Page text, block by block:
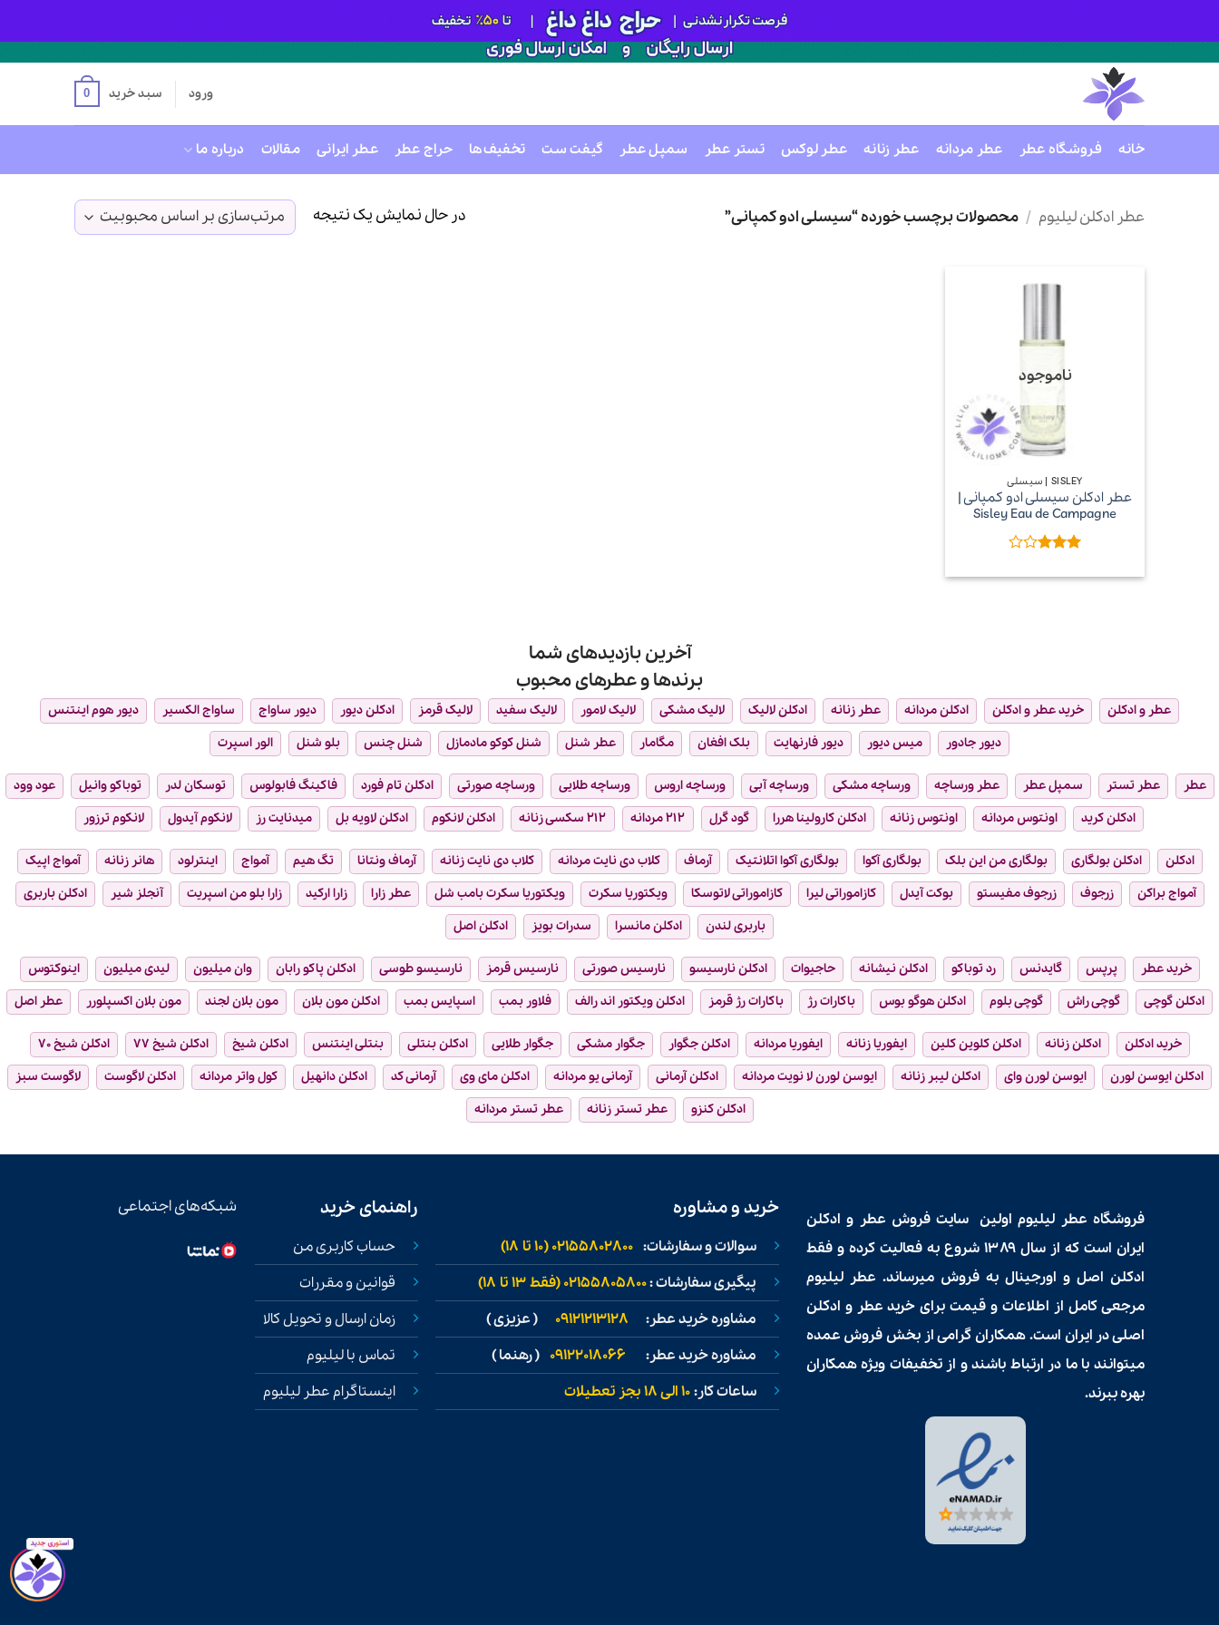
ورود سبد خرید 0
خانه فروشگاه عطر عطر مردانه عطر زنانه عطر لوکس تستر عطر سمپل عطر گیفت ست تخفیف‌ها حراج عطر عطر ایرانی مقالات درباره ما
عطر ادکلن لیلیوم / محصولات برچسب خورده “سیسلی ادو کمپانی” در حال نمایش یک نتیجه
+
ناموجود
SISLEY | سیسلی
عطر ادکلن سیسلی ادو کمپانی |
Sisley Eau de Campagne
3از 5
آخرین بازدیدهای شما
برندها و عطرهای محبوب
عطر و ادکلن خرید عطر و ادکلن ادکلن مردانه عطر زنانه ادکلن لالیک لالیک مشکی لالیک لامور لالیک سفید لالیک قرمز ادکلن دیور دیور ساواج ساواج الکسیر
دیور هوم اینتنس
دیور جادور
میس دیور دیور فارنهایت بلک افغان مگامار عطر شنل شنل کوکو مادمازل شنل چنس بلو شنل الور اسپرت
عطر عطر تستر سمپل عطر عطر ورساچه ورساچه مشکی ورساچه آبی ورساچه اروس ورساچه طلایی ورساچه صورتی ادکلن تام فورد فاکینگ فابولوس توسکان لدر توباکو وانیل
عود وود
ادکلن کرید
اونتوس مردانه اونتوس زنانه ادکلن کارولینا هررا گود گرل ۲۱۲ مردانه ۲۱۲ سکسی زنانه ادکلن لانکوم ادکلن لاویه بل میدنایت رز لانکوم آیدول لانکوم ترزور
ادکلن ادکلن بولگاری بولگاری من این بلک بولگاری آکوا بولگاری آکوا اتلانتیک آرماف کلاب دی نایت مردانه کلاب دی نایت زنانه آرماف ونتانا تگ هیم آمواج اینترلود هانر زنانه
آمواج اپیک
آمواج براکن
زرجوف زرجوف مفیستو بوکت آیدل کازاموراتی لیرا کازاموراتی لاتوسکا ویکتوریا سکرت ویکتوریا سکرت بامب شل عطر زارا زارا ارکید زارا بلو من اسپریت آنجلز شیر
ادکلن باربری
باربری لندن
ادکلن مانسرا سدرات بویز ادکلن اصل
خرید عطر پرپس گایدنس رد توباکو ادکلن نیشانه حاجیوات ادکلن نارسیسو نارسیس صورتی نارسیس قرمز نارسیسو طوسی ادکلن پاکو رابان وان میلیون لیدی میلیون
اینوکتوس
ادکلن گوچی
گوچی راش گوچی بلوم ادکلن هوگو بوس باکارات رژ باکارات رژ قرمز ادکلن ویکتور اند رالف فلاور بمب اسپایس بمب ادکلن مون بلان مون بلان لجند مون بلان اکسپلورر عطر اصل
خرید ادکلن ادکلن زنانه ادکلن کلوین کلین ایفوریا زنانه ایفوریا مردانه ادکلن جگوار جگوار مشکی جگوار طلایی ادکلن بنتلی بنتلی اینتنس ادکلن شیخ ادکلن شیخ ۷۷
ادکلن شیخ ۷۰
ادکلن ایوسن لورن
ایوسن لورن وای ادکلن لیبر زنانه ایوسن لورن لا نویت مردانه ادکلن آرمانی آرمانی یو مردانه ادکلن مای وی آرمانی کد ادکلن دانهیل کول واتر مردانه ادکلن لاگوست
لاگوست سبز
ادکلن کنزو
عطر تستر زنانه عطر تستر مردانه
فروشگاه عطر لیلیوم اولین سایت فروش عطر و ادکلن
ایران است که از سال ۱۳۸۹ شروع به فعالیت کرده و فقط
ادکلن اصل و اورجینال به فروش میرساند. عطر لیلیوم
مرجعی کامل از اطلاعات و قیمت برای خرید عطر و ادکلن
اصلی در ایران است. همکاران گرامی از بخش فروش عمده
میتوانند با ما در ارتباط باشند و از تخفیفات ویژه همکاران
بهره ببرند.
خرید و مشاوره
سوالات و سفارشات:02155802800 (۱۰ تا ۱۸)
پیگیری سفارشات :02155805800 (فقط ۱۳ تا ۱۸)
مشاوره خرید عطر: 09121213128 ( عزیزی )
مشاوره خرید عطر: 09122018066 ( رهنما )
ساعات کار:۱۰ الی ۱۸ بجز تعطیلات
راهنمای خرید
حساب کاربری من
قوانین و مقررات
زمان ارسال و تحویل کالا
تماس با لیلیوم
اینستاگرام عطر لیلیوم
شبکه‌های اجتماعی